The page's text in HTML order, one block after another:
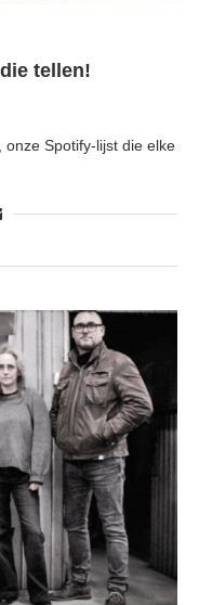
tellen!
Spotify-lijst die elke